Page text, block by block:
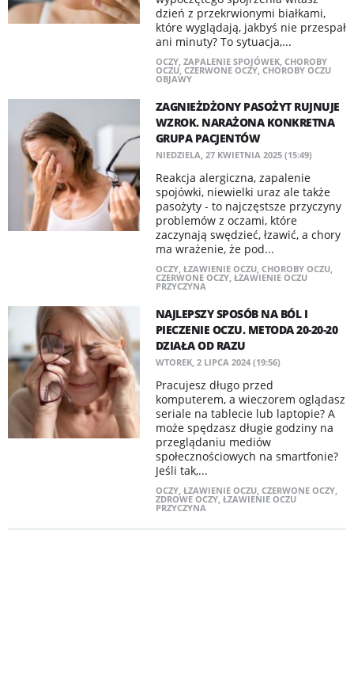
dzień z przekrwionymi białkami,
które wyglądają, jakbyś nie przespał
ani minuty? To sytuacja,...
OCZY, ZAPALENIE SPOJÓWEK, CHOROBY
OCZU, CZERWONE OCZY, CHOROBY OCZU
OBJAWY
ZAGNIEŻDŻONY PASOŻYT RUJNUJE
WZROK. NARAŻONA KONKRETNA
GRUPA PACJENTÓW
NIEDZIELA, 27 KWIETNIA 2025 (15:49)
Reakcja alergiczna, zapalenie
spojówki, niewielki uraz ale także
pasożyty - to najczęstsze przyczyny
problemów z oczami, które
zaczynają swędzieć, łzawić, a chory
ma wrażenie, że pod...
OCZY, ŁZAWIENIE OCZU, CHOROBY OCZU,
CZERWONE OCZY, ŁZAWIENIE OCZU
PRZYCZYNA
NAJLEPSZY SPOSÓB NA BÓL I
PIECZENIE OCZU. METODA 20-20-20
DZIAŁA OD RAZU
WTOREK, 2 LIPCA 2024 (19:56)
Pracujesz długo przed
komputerem, a wieczorem oglądasz
seriale na tablecie lub laptopie? A
może spędzasz długie godziny na
przeglądaniu mediów
społecznościowych na smartfonie?
Jeśli tak,...
OCZY, ŁZAWIENIE OCZU, CZERWONE OCZY,
ZDROWE OCZY, ŁZAWIENIE OCZU
PRZYCZYNA